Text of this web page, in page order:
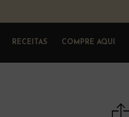
RECEITAS COMPRE AQUI